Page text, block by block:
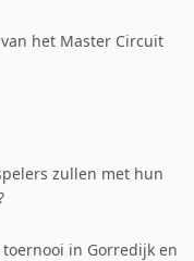
het Master Circuit
zullen met hun
in Gorredijk en